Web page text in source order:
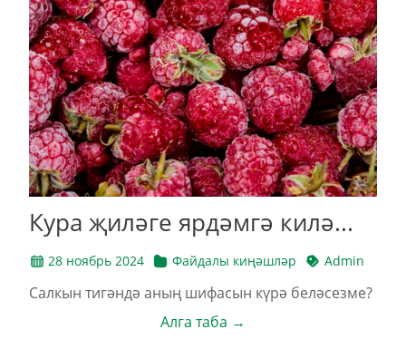
Кура җиләге ярдәмгә килә...
28 ноябрь 2024 Файдалы киңәшләр Admin
Салкын тигәндә аның шифасын күрә беләсезме?
Алга таба →